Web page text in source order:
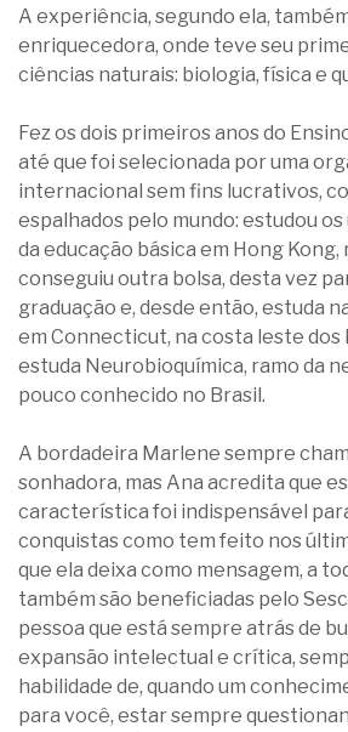
A experiência, segundo ela,
enriquecedora, onde teve seu
ciências naturais: biologia, física e
Fez os dois primeiros anos do
até que foi selecionada por uma
internacional sem fins lucrativos,
espalhados pelo mundo: estudou
da educação básica em Hong Kong,
conseguiu outra bolsa, desta vez
graduação e, desde então, estuda
em Connecticut, na costa leste dos
estuda Neurobioquímica, ramo da
pouco conhecido no Brasil.
A bordadeira Marlene sempre
sonhadora, mas Ana acredita que
característica foi indispensável
conquistas como tem feito nos
que ela deixa como mensagem, a
também são beneficiadas pelo Sesc
pessoa que está sempre atrás de
expansão intelectual e crítica,
habilidade de, quando um
para você, estar sempre